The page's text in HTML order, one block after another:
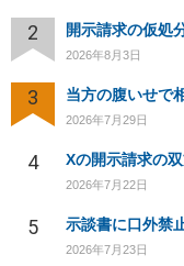
2
2026年8月3日
3
2026年7月29日
4
2026年7月22日
5 示談書に口外禁
2026年7月23日